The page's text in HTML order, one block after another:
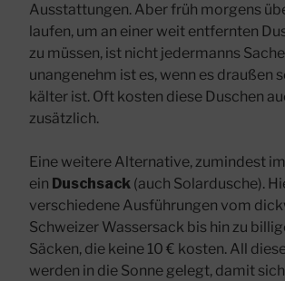
Ausstattungen. Aber früh morgens
laufen, um an einer weit entfernten
zu müssen, ist nicht jedermanns
unangenehm ist es, wenn es draußen
kälter ist. Oft kosten diese Duschen
zusätzlich.
Eine weitere Alternative, zumindest
ein Duschsack (auch Solardusche).
verschiedene Ausführungen vom
Schweizer Wassersack bis hin zu
Säcken, die keine 10 € kosten. All
werden in die Sonne gelegt, damit